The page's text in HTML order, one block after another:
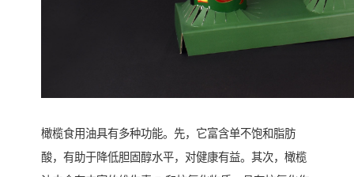
橄榄食用油具有多种功能。先，它富含单不饱和脂肪
酸，有助于降低胆固醇水平，对健康有益。其次，橄榄